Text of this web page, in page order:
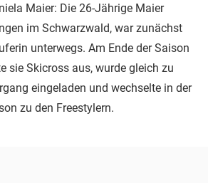
Maier: Die 26-Jährige Maier
im Schwarzwald, war zunächst
unterwegs. Am Ende der Saison
sie Skicross aus, wurde gleich zu
eingeladen und wechselte in der
zu den Freestylern.